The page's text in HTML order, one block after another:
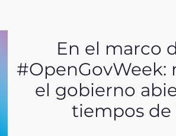
En el marco
#OpenGovWeek:
el gobierno
tiempos de